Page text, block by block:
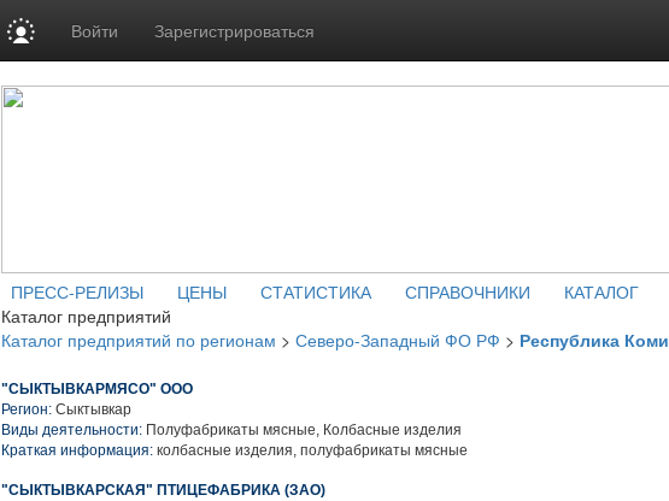
Войти Зарегистрироваться
ПРЕСС-РЕЛИЗЫ ЦЕНЫ СТАТИСТИКА СПРАВОЧНИКИ КАТАЛОГ
Каталог предприятий
Каталог предприятий по регионам > Северо-Западный ФО РФ > Республика Коми
"СЫКТЫВКАРМЯСО" ООО
Регион: Сыктывкар
Виды деятельности: Полуфабрикаты мясные, Колбасные изделия
Краткая информация: колбасные изделия, полуфабрикаты мясные
"СЫКТЫВКАРСКАЯ" ПТИЦЕФАБРИКА (ЗАО)